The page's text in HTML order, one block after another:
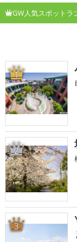
GW人気スポットラ
1
2
3